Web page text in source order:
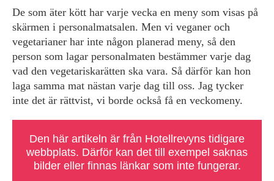
De som äter kött har varje vecka en meny som visas på
skärmen i personalmatsalen. Men vi veganer och
vegetarianer har inte någon planerad meny, så den
person som lagar personalmaten bestämmer varje dag
vad den vegetariskarätten ska vara. Så därför kan hon
laga samma mat nästan varje dag till oss. Jag tycker
inte det är rättvist, vi borde också få en veckomeny.
Den här artikeln är från Hotellrevyns tidigare
webbplats. Därför kan det till exempel saknas
bilder eller finnas länkar som inte fungerar.